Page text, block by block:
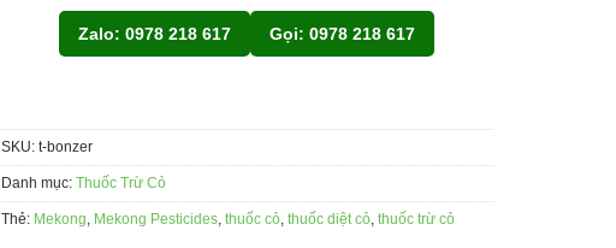
Zalo: 0978 218 617 Gọi: 0978 218 617
SKU: t-bonzer
Danh mục: Thuốc Trừ Cỏ
Thẻ: Mekong Mekong Pesticides, thuốc cỏ, thuốc diệt cỏ, thuốc trừ cỏ